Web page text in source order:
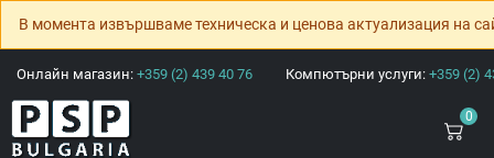
В момента извършваме техническа и ценова актуализация на
Онлайн магазин: +359 (2) 439 40 76 Компютърни услуги: +359 (2)
0